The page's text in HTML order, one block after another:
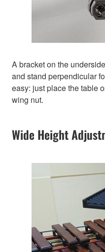
A bracket on the
and stand perpendicular
easy: just place the table
wing nut.
Wide Height